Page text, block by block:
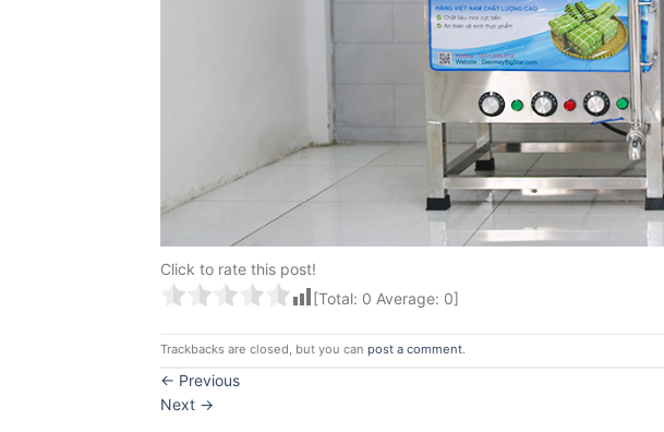
Click to rate this post!
[Total: 0 Average: 0]
Trackbacks are closed, but you can post a comment.
← Previous
Next →